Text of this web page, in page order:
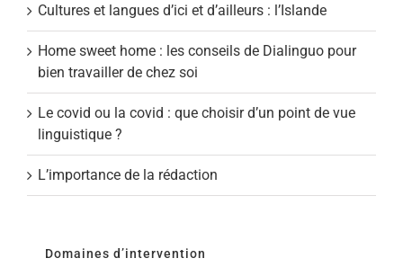
Cultures et langues d’ici et d’ailleurs : l’Islande
Home sweet home : les conseils de Dialinguo pour
bien travailler de chez soi
Le covid ou la covid : que choisir d’un point de vue
linguistique ?
L’importance de la rédaction
Domaines d’intervention